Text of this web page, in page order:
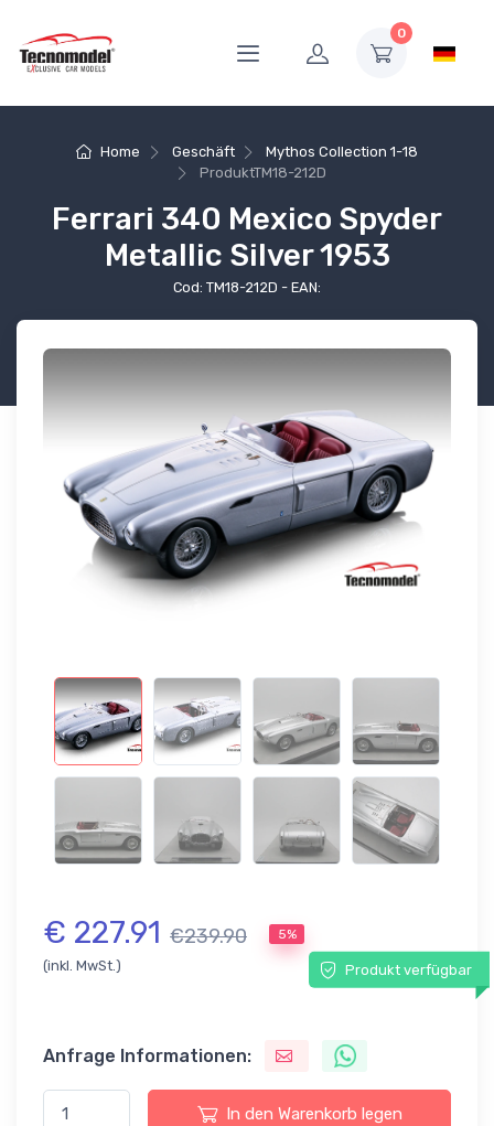
0
Home Geschäft
Mythos Collection 1-18
ProduktTM18-212D
Ferrari 340 Mexico Spyder
Metallic Silver 1953
Cod: TM18-212D - EAN:
€ 227.91 €239.90 5%
(inkl. MwSt.) Produkt verfügbar
Anfrage Informationen:
In den Warenkorb legen